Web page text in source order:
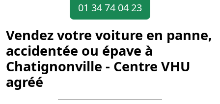
01 34 74 04 23
Vendez votre voiture en panne,
accidentée ou épave à
Chatignonville - Centre VHU
agréé